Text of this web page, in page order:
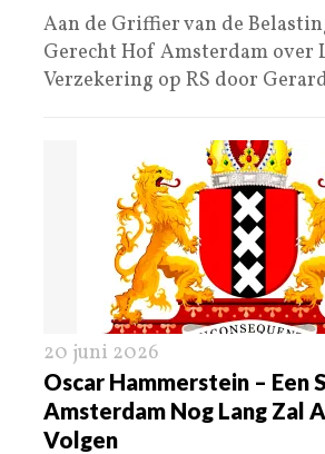
Aan de Griffier van de
Gerecht Hof Amsterdam over
Verzekering op RS door
20 juni 2026
Oscar Hammerstein – Een
Amsterdam Nog Lang Zal
Volgen